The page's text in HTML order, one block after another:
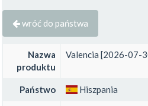
wróć do państwa
Nazwa
produktu
Valencia [2026-07-
Państwo Hiszpania